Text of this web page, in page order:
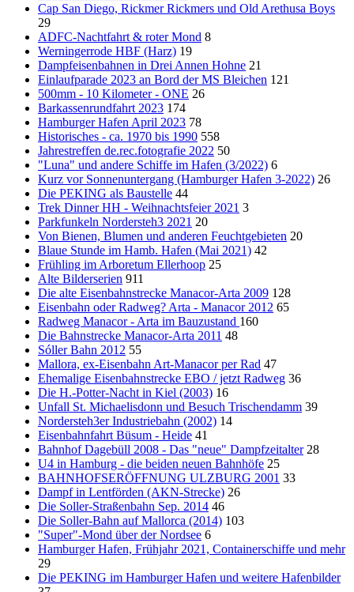
Cap San Diego, Rickmer Rickmers und Old Arethusa Boys
29
ADFC-Nachtfahrt & roter Mond 8
Werningerrode HBF (Harz) 19
Dampfeisenbahnen in Drei Annen Hohne 21
Einlaufparade 2023 an Bord der MS Bleichen 121
500mm - 10 Kilometer - ONE 26
Barkassenrundfahrt 2023 174
Hamburger Hafen April 2023 78
Historisches - ca. 1970 bis 1990 558
Jahrestreffen de.rec.fotografie 2022 50
"Luna" und andere Schiffe im Hafen (3/2022) 6
Kurz vor Sonnenuntergang (Hamburger Hafen 3-2022) 26
Die PEKING als Baustelle 44
Trek Dinner HH - Weihnachtsfeier 2021 3
Parkfunkeln Nordersteh3 2021 20
Von Bienen, Blumen und anderen Feuchtgebieten 20
Blaue Stunde im Hamb. Hafen (Mai 2021) 42
Frühling im Arboretum Ellerhoop 25
Alte Bilderserien 911
Die alte Eisenbahnstrecke Manacor-Arta 2009 128
Eisenbahn oder Radweg? Arta - Manacor 2012 65
Radweg Manacor - Arta im Bauzustand 160
Die Bahnstrecke Manacor-Arta 2011 48
Sóller Bahn 2012 55
Mallora, ex-Eisenbahn Art-Manacor per Rad 47
Ehemalige Eisenbahnstrecke EBO / jetzt Radweg 36
Die H.-Potter-Nacht in Kiel (2003) 16
Unfall St. Michaelisdonn und Besuch Trischendamm 39
Nordersteh3er Industriebahn (2002) 14
Eisenbahnfahrt Büsum - Heide 41
Bahnhof Dagebüll 2008 - Das "neue" Dampfzeitalter 28
U4 in Hamburg - die beiden neuen Bahnhöfe 25
BAHNHOFSERÖFFNUNG ULZBURG 2001 33
Dampf in Lentförden (AKN-Strecke) 26
Die Soller-Straßenbahn Sep. 2014 46
Die Soller-Bahn auf Mallorca (2014) 103
"Super"-Mond über der Nordsee 6
Hamburger Hafen, Frühjahr 2021, Containerschiffe und mehr
29
Die PEKING im Hamburger Hafen und weitere Hafenbilder